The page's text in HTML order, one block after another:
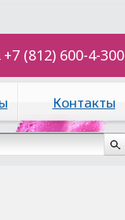
+7 (812) 600-4-300
Контакты